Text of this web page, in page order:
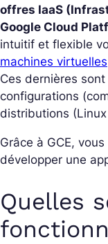
offres IaaS
Google Cloud
intuitif et flexible
machines virtuelles
Ces dernières
configurations
distributions
Grâce à GCE,
développer une
Quelles